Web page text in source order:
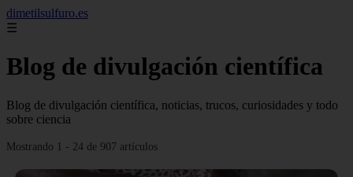
dimetilsulfuro.es
☰
Blog de divulgación científica
Blog de divulgación científica, noticias, trucos, curiosidades y todo
sobre ciencia
Mostrando 1 - 24 de 907 artículos